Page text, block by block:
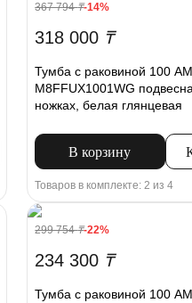
367 794₸-14%
318 000 ₸
Тумба с раковиной 100
M8FFUX1001WG
ножках, белая глянцевая
В корзину
Товаров в комплекте: 2 из 4
299 754₸-22%
234 300 ₸
Тумба с раковиной 100